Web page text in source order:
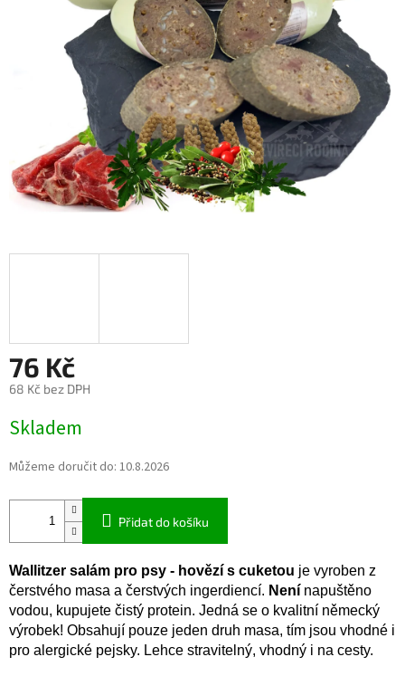
76 Kč
68 Kč bez DPH
cena:
Skladem
Můžeme doručit do: 10.8.2026
Přidat do košíku
Wallitzer salám pro psy - hovězí s cuketou je vyroben z
čerstvého masa a čerstvých ingerdiencí. Není napuštěno
vodou, kupujete čistý protein. Jedná se o kvalitní německý
výrobek! Obsahují pouze jeden druh masa, tím jsou vhodné i
pro alergické pejsky. Lehce stravitelný, vhodný i na cesty.